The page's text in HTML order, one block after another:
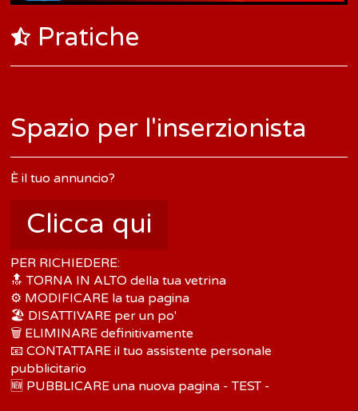
Pratiche
​Spazio per l'inserzionista
È il tuo annuncio?
Clicca qui
PER RICHIEDERE:
🔝 TORNA IN ALTO della tua vetrina
⚙️ MODIFICARE la tua pagina
🏖️ DISATTIVARE per un po'
🗑️ ELIMINARE definitivamente
📧 CONTATTARE il tuo assistente personale
pubblicitario
🆕 PUBBLICARE una nuova pagina - TEST -